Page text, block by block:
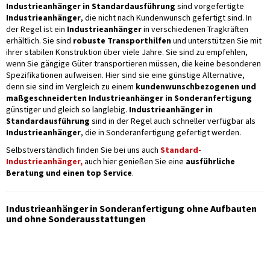
Industrieanhänger in Standardausführung sind vorgefertigte
Industrieanhänger, die nicht nach Kundenwunsch gefertigt sind. In
der Regel ist ein Industrieanhängerin verschiedenen Tragkräften
erhältlich. Sie sind robuste Transporthilfenund unterstützen Sie mit
ihrer stabilen Konstruktion über viele Jahre. Sie sind zu empfehlen,
wenn Sie gängige Güter transportieren müssen, die keine besonderen
Spezifikationen aufweisen. Hier sind sie eine günstige Alternative,
denn sie sind im Vergleich zu einem kundenwunschbezogenen und
maßgeschneiderten Industrieanhänger in Sonderanfertigung
günstiger und gleich so langlebig. Industrieanhänger in
Standardausführung sind in der Regel auch schneller verfügbar als
Industrieanhänger, die in Sonderanfertigung gefertigt werden.
Selbstverständlich finden Sie bei uns auch Standard-
Industrieanhänger,auch hier genießen Sie eine ausführliche
Beratung und einen top Service.
Industrieanhänger in Sonderanfertigung ohne Aufbauten
und ohne Sonderausstattungen